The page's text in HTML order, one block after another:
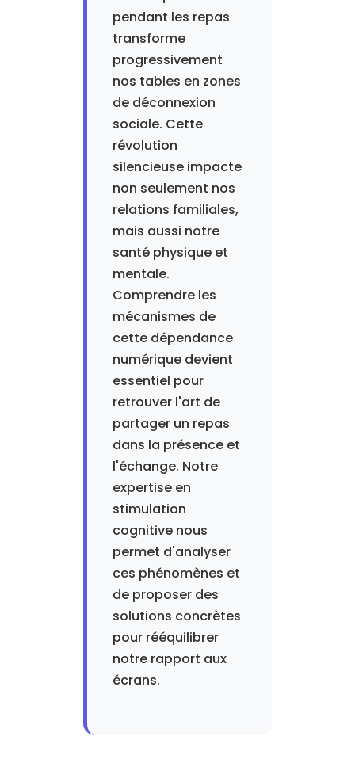
pendant les repas
transforme
progressivement
nos tables en zones
de déconnexion
sociale. Cette
révolution
silencieuse impacte
non seulement nos
relations familiales,
mais aussi notre
santé physique et
mentale.
Comprendre les
mécanismes de
cette dépendance
numérique devient
essentiel pour
retrouver l'art de
partager un repas
dans la présence et
l'échange. Notre
expertise en
stimulation
cognitive nous
permet d'analyser
ces phénomènes et
de proposer des
solutions concrètes
pour rééquilibrer
notre rapport aux
écrans.